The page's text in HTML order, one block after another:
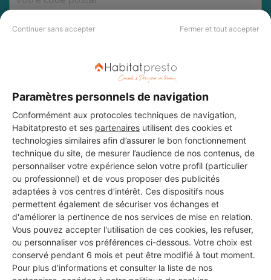
Continuer sans accepter Fermer et tout accepter
Paramètres personnels de navigation
Conformément aux protocoles techniques de navigation,
Habitatpresto et ses partenaires utilisent des cookies et
technologies similaires afin d’assurer le bon fonctionnement
technique du site, de mesurer l’audience de nos contenus, de
personnaliser votre expérience selon votre profil (particulier
ou professionnel) et de vous proposer des publicités
adaptées à vos centres d’intérêt. Ces dispositifs nous
permettent également de sécuriser vos échanges et
d'améliorer la pertinence de nos services de mise en relation.
Vous pouvez accepter l'utilisation de ces cookies, les refuser,
ou personnaliser vos préférences ci-dessous. Votre choix est
conservé pendant 6 mois et peut être modifié à tout moment.
Pour plus d'informations et consulter la liste de nos
DEMANDER UN DEVIS
Les 3 autres Carreleurs pour
vos travaux à Gémenos
Madame
Gémenos
Voir sa fiche
A.M.T rénovation